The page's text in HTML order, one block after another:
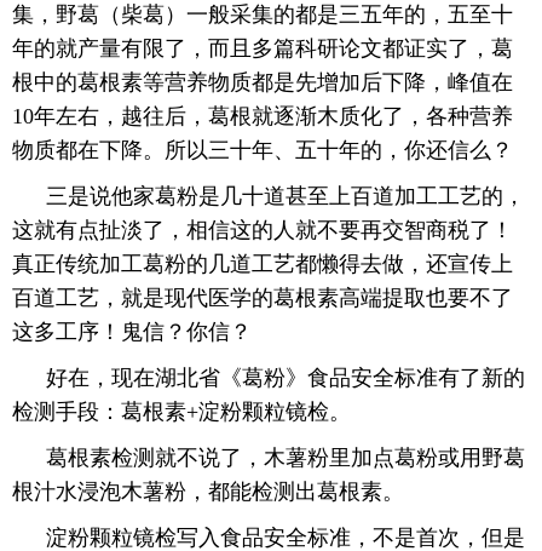
集，野葛（柴葛）一般采集的都是三五年的，五至十
年的就产量有限了，而且多篇科研论文都证实了，葛
根中的葛根素等营养物质都是先增加后下降，峰值在
10年左右，越往后，葛根就逐渐木质化了，各种营养
物质都在下降。所以三十年、五十年的，你还信么？
三是说他家葛粉是几十道甚至上百道加工工艺的，
这就有点扯淡了，相信这的人就不要再交智商税了！
真正传统加工葛粉的几道工艺都懒得去做，还宣传上
百道工艺，就是现代医学的葛根素高端提取也要不了
这多工序！鬼信？你信？
好在，现在湖北省《葛粉》食品安全标准有了新的
检测手段：葛根素+淀粉颗粒镜检。
葛根素检测就不说了，木薯粉里加点葛粉或用野葛
根汁水浸泡木薯粉，都能检测出葛根素。
淀粉颗粒镜检写入食品安全标准，不是首次，但是